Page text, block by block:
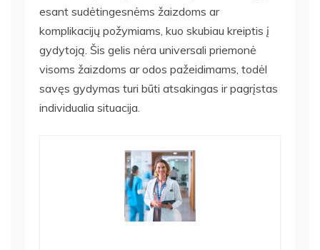
esant sudėtingesnėms žaizdoms ar
komplikacijų požymiams, kuo skubiau kreiptis į
gydytoją. Šis gelis nėra universali priemonė
visoms žaizdoms ar odos pažeidimams, todėl
savęs gydymas turi būti atsakingas ir pagrįstas
individualia situacija.